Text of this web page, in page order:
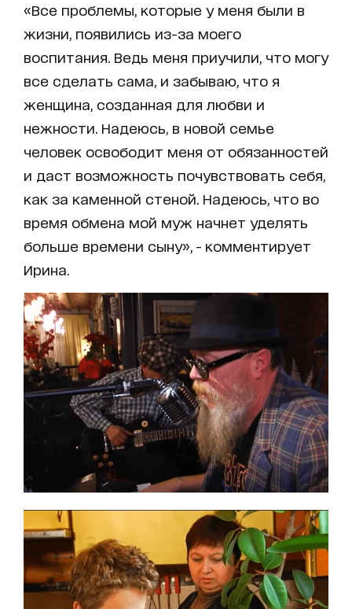
«Все проблемы, которые у меня были в
жизни, появились из-за моего
воспитания. Ведь меня приучили, что могу
все сделать сама, и забываю, что я
женщина, созданная для любви и
нежности. Надеюсь, в новой семье
человек освободит меня от обязанностей
и даст возможность почувствовать себя,
как за каменной стеной. Надеюсь, что во
время обмена мой муж начнет уделять
больше времени сыну», - комментирует
Ирина.